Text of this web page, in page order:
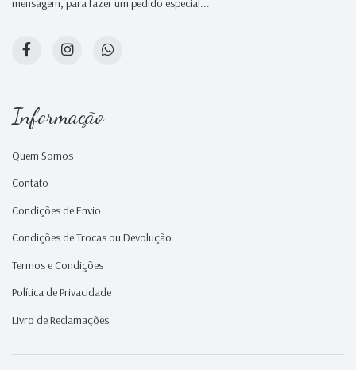
mensagem, para fazer um pedido especial...
Informação
Quem Somos
Contato
Condições de Envio
Condições de Trocas ou Devolução
Termos e Condições
Política de Privacidade
Livro de Reclamações